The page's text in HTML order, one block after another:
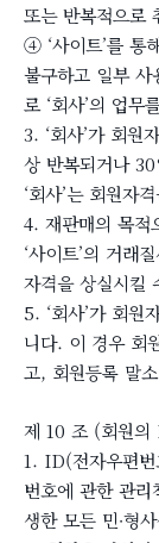
또는 반복적으로
④ ‘사이트’를 통
불구하고 일부 사
로 ‘회사’의 업무
3. ‘회사’가 회원
상 반복되거나
‘회사’는 회원자
4. 재판매의 목적
‘사이트’의 거래
자격을 상실시킬
5. ‘회사’가 회원
니다. 이 경우 회
고, 회원등록 말
제 10 조 (회원의
1. ID(전자우편
번호에 관한 관
생한 모든 민∙형